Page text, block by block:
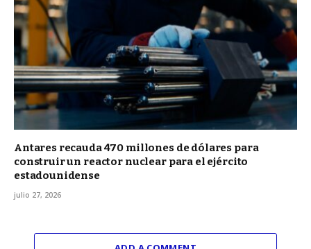
Antares recauda 470 millones de dólares para
construir un reactor nuclear para el ejército
estadounidense
julio 27, 2026